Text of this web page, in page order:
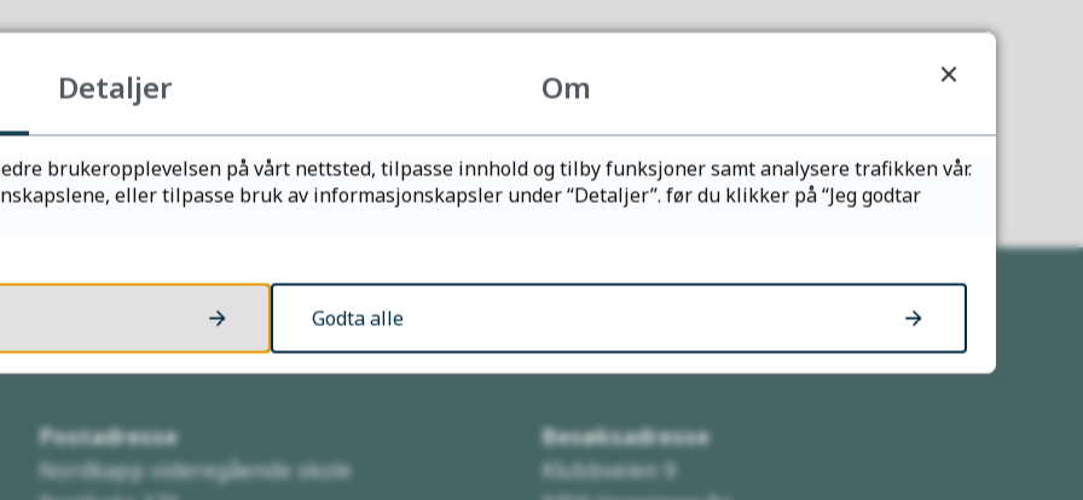
Fant du det du lette etter?
Kontakt oss
Postadresse
Nordkapp videregående skole
Her finner du oss
Besøksadresse
Klubbveien 9
Detaljer Om
brukeropplevelsen på vårt nettsted, tilpasse innhold og tilby funksjoner samt analysere trafikken vår.
eller tilpasse bruk av informasjonskapsler under “Detaljer”. før du klikker på “Jeg godtar
Godta alle